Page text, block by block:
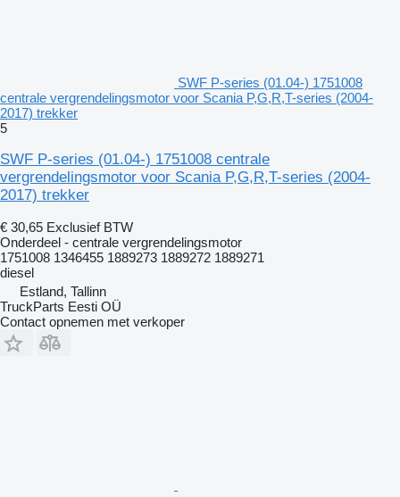
SWF P-series (01.04-) 1751008
centrale vergrendelingsmotor voor Scania P,G,R,T-series (2004-
2017) trekker
5
SWF P-series (01.04-) 1751008 centrale
vergrendelingsmotor voor Scania P,G,R,T-series (2004-
2017) trekker
€ 30,65 Exclusief BTW
Onderdeel - centrale vergrendelingsmotor
1751008 1346455 1889273 1889272 1889271
diesel
Estland, Tallinn
TruckParts Eesti OÜ
Contact opnemen met verkoper